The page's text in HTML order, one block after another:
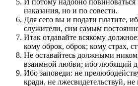
наказания, но и по совести.
Для сего вы и подати платите,
служители, сим самым
Итак отдавайте всякому
кому оброк, оброк; кому страх,
Не оставайтесь должными
взаимной любви; ибо любящий
Ибо заповеди: не
кради, не лжесвидетельствуй,